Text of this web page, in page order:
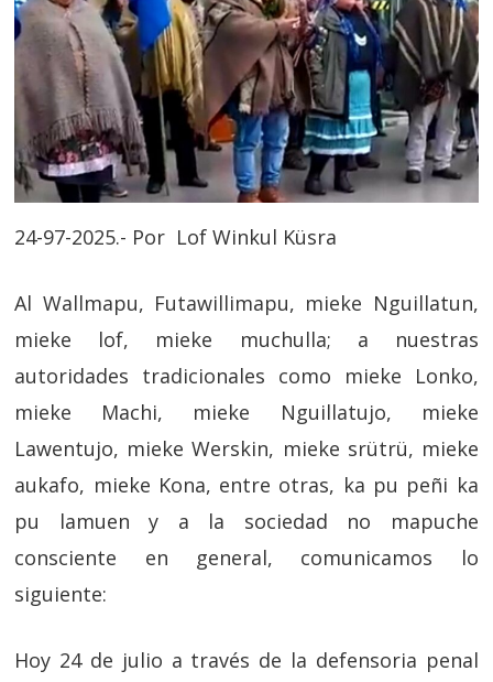
24-97-2025.- Por Lof Winkul Küsra
Al Wallmapu, Futawillimapu, mieke Nguillatun,
mieke lof, mieke muchulla; a nuestras
autoridades tradicionales como mieke Lonko,
mieke Machi, mieke Nguillatujo, mieke
Lawentujo, mieke Werskin, mieke srütrü, mieke
aukafo, mieke Kona, entre otras, ka pu peñi ka
pu lamuen y a la sociedad no mapuche
consciente en general, comunicamos lo
siguiente:
Hoy 24 de julio a través de la defensoria penal